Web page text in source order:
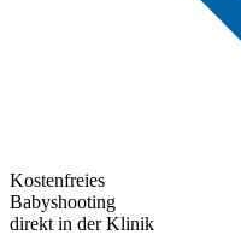
Kostenfreies
Babyshooting
direkt in der Klinik